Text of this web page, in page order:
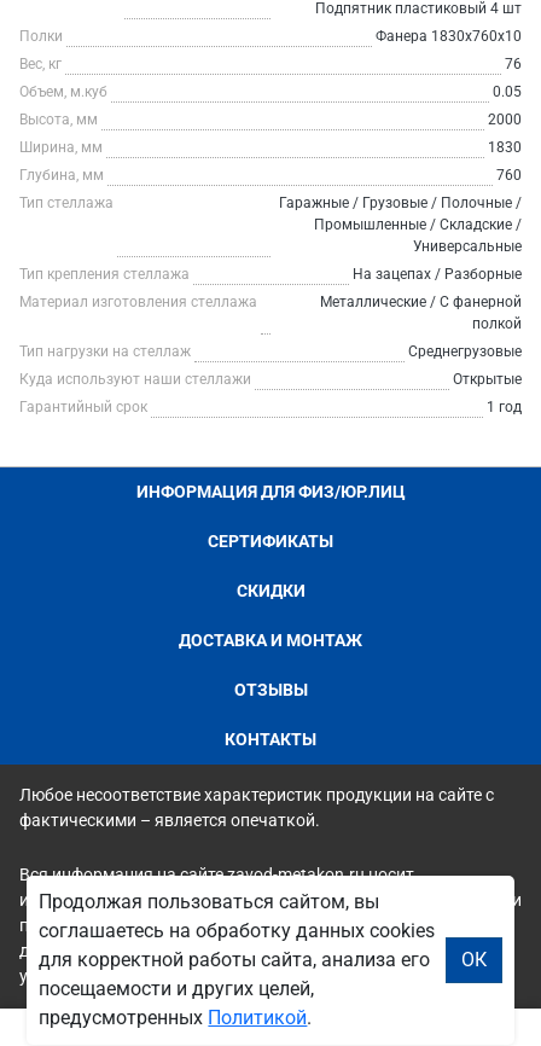
Подпятник пластиковый 4 шт
Полки
Фанера 1830х760х10
Вес, кг
76
Объем, м.куб
0.05
Высота, мм
2000
Ширина, мм
1830
Глубина, мм
760
Тип стеллажа
Гаражные / Грузовые / Полочные /
Промышленные / Складские /
Универсальные
Тип крепления стеллажа
На зацепах / Разборные
Материал изготовления стеллажа
Металлические / С фанерной
полкой
Тип нагрузки на стеллаж
Среднегрузовые
Куда используют наши стеллажи
Открытые
Гарантийный срок
1 год
ИНФОРМАЦИЯ ДЛЯ ФИЗ/ЮР.ЛИЦ
СЕРТИФИКАТЫ
СКИДКИ
ДОСТАВКА И МОНТАЖ
ОТЗЫВЫ
КОНТАКТЫ
Любое несоответствие характеристик продукции на сайте с
фактическими – является опечаткой.
Вся информация на сайте zavod-metakon.ru носит
исключительно ознакомительный и справочный характер и ни
при каких условиях не является публичной офертой. Всю
дополнительную информацию можно узнать по телефонам
указанным на сайте.
Продолжая пользоваться сайтом, вы
соглашаетесь на обработку данных cookies
для корректной работы сайта, анализа его
посещаемости и других целей,
предусмотренных Политикой.
ОК